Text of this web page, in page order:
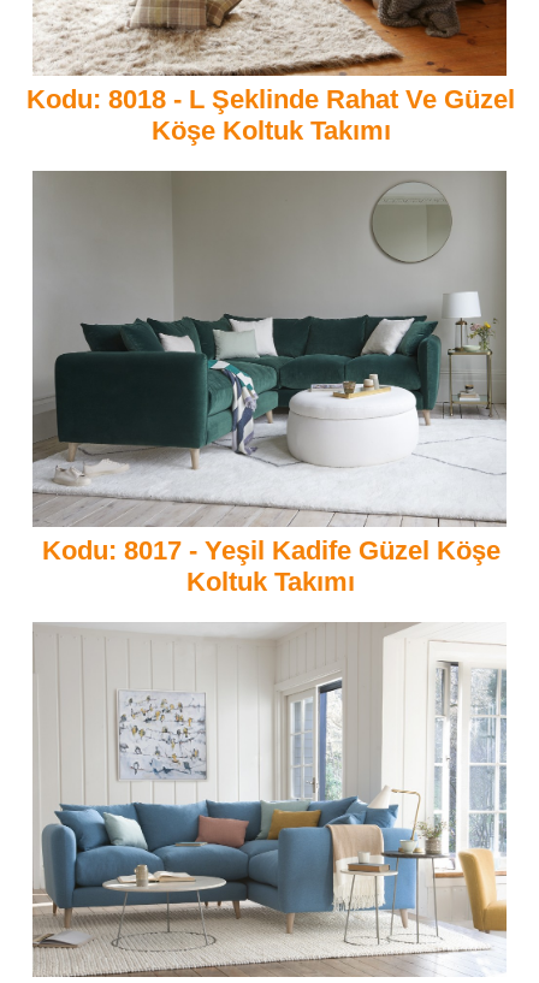
Kodu: 8018 - L Şeklinde Rahat Ve Güzel
Köşe Koltuk Takımı
Kodu: 8017 - Yeşil Kadife Güzel Köşe
Koltuk Takımı